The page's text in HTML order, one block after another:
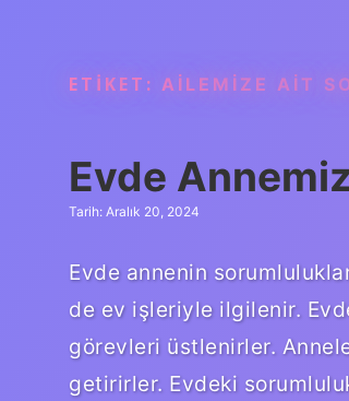
ETIKET: AILEMIZE AIT
Evde
Tarih: Aralık 20, 2024
Evde annenin
de ev işleriyle ilgilenir.
görevleri üstlenirler.
getirirler. Evdeki